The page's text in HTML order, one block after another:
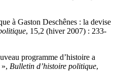
à Gaston Deschênes : la devise
, 15,2 (hiver 2007) : 233-
programme d’histoire a
Bulletin d’histoire politique,